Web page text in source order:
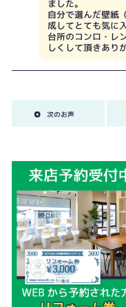
ました。
自分で選んだ壁紙
成してとても気に
台所のコンロ・レ
しくして頂きあり
次のお声